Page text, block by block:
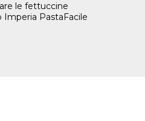
le fettuccine
PastaFacile